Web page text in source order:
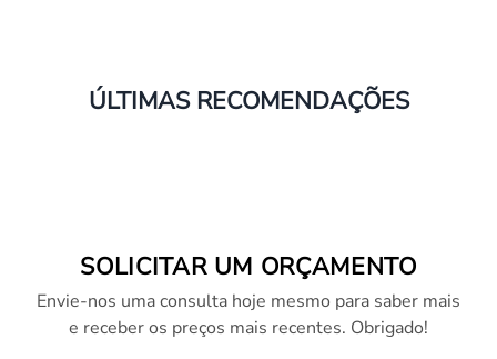
ÚLTIMAS RECOMENDAÇÕES
SOLICITAR UM ORÇAMENTO
Envie-nos uma consulta hoje mesmo para saber mais
e receber os preços mais recentes. Obrigado!